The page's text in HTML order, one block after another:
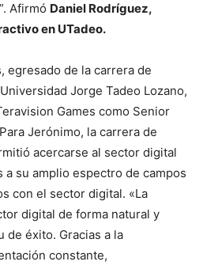
Afirmó Daniel Rodríguez,
en UTadeo.
egresado de la carrera de
Jorge Tadeo Lozano,
Games como Senior
Jerónimo, la carrera de
acercarse al sector digital
a su amplio espectro de campos
con el sector digital. «La
digital de forma natural y
de éxito. Gracias a la
constante,